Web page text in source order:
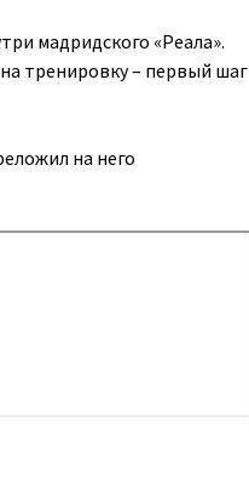
мадридского «Реала».
тренировку – первый шаг
на него